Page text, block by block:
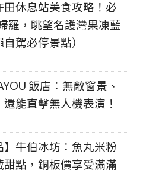
田休息站美食攻略！必
羅，眺望名護灣果凍藍
駕必停景點）
飯店：無敵窗景、
能直擊無人機表演！
】牛伯冰坊：魚丸米粉
點，銅板價享受滿滿